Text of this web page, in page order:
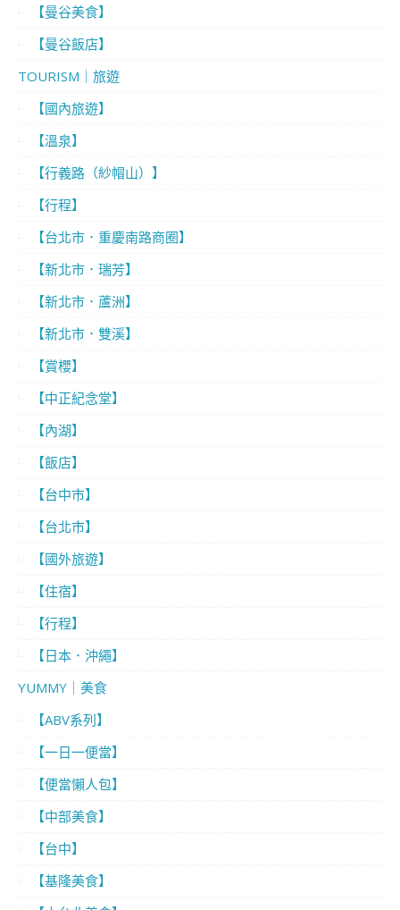
【曼谷美食】
【曼谷飯店】
TOURISM｜旅遊
【國內旅遊】
【溫泉】
【行義路（紗帽山）】
【行程】
【台北市．重慶南路商圈】
【新北市．瑞芳】
【新北市．蘆洲】
【新北市．雙溪】
【賞櫻】
【中正紀念堂】
【內湖】
【飯店】
【台中市】
【台北市】
【國外旅遊】
【住宿】
【行程】
【日本．沖繩】
YUMMY｜美食
【ABV系列】
【一日一便當】
【便當懶人包】
【中部美食】
【台中】
【基隆美食】